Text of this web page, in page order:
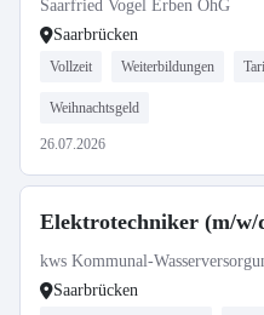
Saarfried Vogel Erben OhG
Saarbrücken
Vollzeit Weiterbildungen
Weihnachtsgeld
26.07.2026
Elektrotechniker (m/w/
kws Kommunal-
Saarbrücken